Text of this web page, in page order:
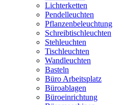
Lichterketten
Pendelleuchten
Pflanzenbeleuchtung
Schreibtischleuchten
Stehleuchten
Tischleuchten
Wandleuchten
Basteln
Büro Arbeitsplatz
Büroablagen
Büroeinrichtung